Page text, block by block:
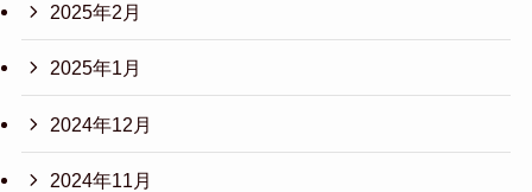
2025年2月
2025年1月
2024年12月
2024年11月